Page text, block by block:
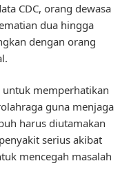
CDC, orang dewasa
dua hingga
dengan orang
memperhatikan
guna menjaga
harus diutamakan
serius akibat
mencegah masalah